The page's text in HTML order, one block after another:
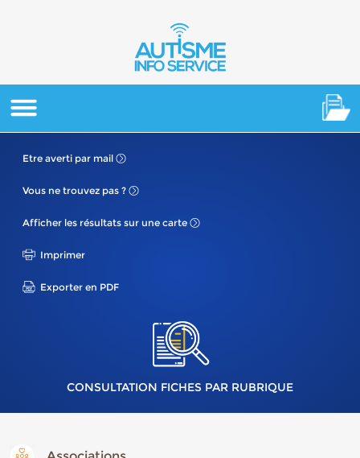
Etre averti par mail
Vous ne trouvez pas ?
Afficher les résultats sur une carte
Imprimer
Exporter en PDF
CONSULTATION FICHES PAR RUBRIQUE